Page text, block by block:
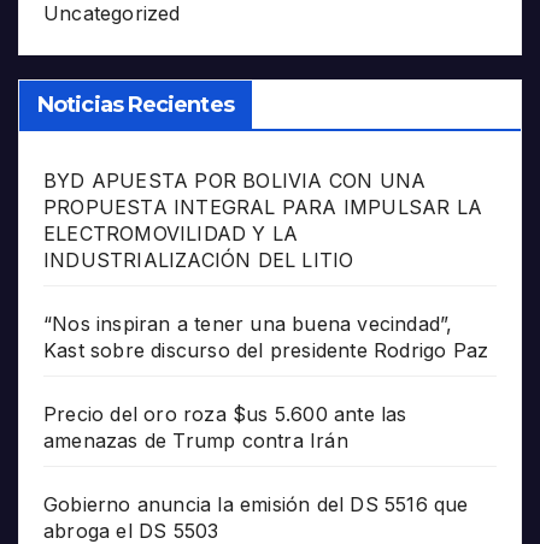
Uncategorized
Noticias Recientes
BYD APUESTA POR BOLIVIA CON UNA
PROPUESTA INTEGRAL PARA IMPULSAR LA
ELECTROMOVILIDAD Y LA
INDUSTRIALIZACIÓN DEL LITIO
“Nos inspiran a tener una buena vecindad”,
Kast sobre discurso del presidente Rodrigo Paz
Precio del oro roza $us 5.600 ante las
amenazas de Trump contra Irán
Gobierno anuncia la emisión del DS 5516 que
abroga el DS 5503